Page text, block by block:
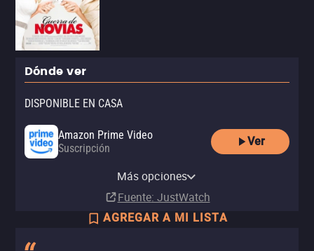
Dónde ver
DISPONIBLE EN CASA
Amazon Prime Video
Suscripción
Ver
Más opciones
Fuente: JustWatch
AGREGAR A MI LISTA